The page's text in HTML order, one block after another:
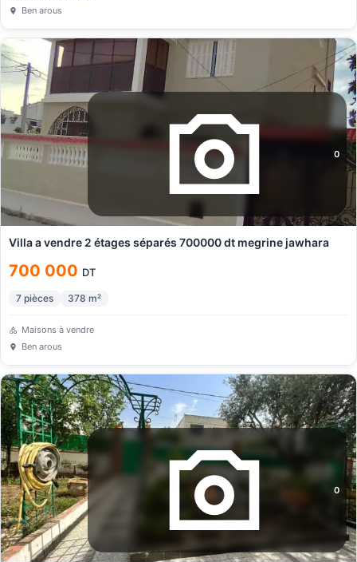
Ben arous
0
Villa a vendre 2 étages séparés 700000 dt megrine jawhara
700 000 DT
7 pièces 378 m²
Maisons à vendre
Ben arous
0